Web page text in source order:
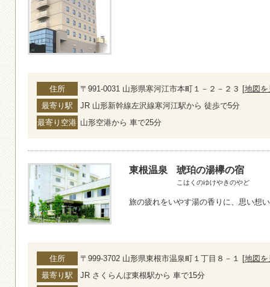
住所 〒991-0031 山形県寒河江市本町１－２－２３ [地図を
最寄り駅
JR 山形新幹線左沢線寒河江駅から 徒歩で5分
最寄り空港 山形空港から 車で25分
東根温泉 琥珀の湯欅の宿
こはくのゆけやきのやど
旅の疲れをいやす湯の香りに、思い想
住所 〒999-3702 山形県東根市温泉町１丁目８－１ [地図を
最寄り駅
JR さくらんぼ東根駅から 車で15分